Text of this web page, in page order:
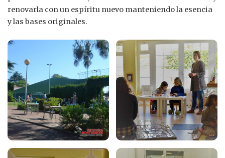
renovarla con un espíritu nuevo manteniendo la esencia
y las bases originales.